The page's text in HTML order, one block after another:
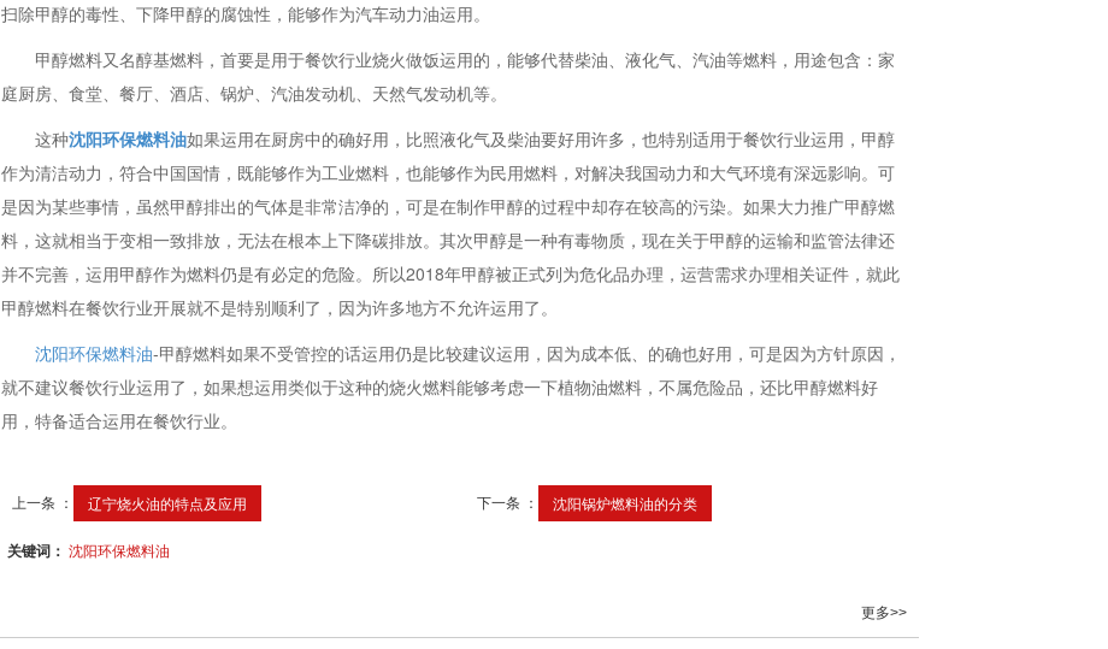
扫除甲醇的毒性、下降甲醇的腐蚀性，能够作为汽车动力油运用。
甲醇燃料又名醇基燃料，首要是用于餐饮行业烧火做饭运用的，能够代替柴油、液化气、汽油等燃料，用途包含：家
庭厨房、食堂、餐厅、酒店、锅炉、汽油发动机、天然气发动机等。
这种沈阳环保燃料油如果运用在厨房中的确好用，比照液化气及柴油要好用许多，也特别适用于餐饮行业运用，甲醇
作为清洁动力，符合中国国情，既能够作为工业燃料，也能够作为民用燃料，对解决我国动力和大气环境有深远影响。可
是因为某些事情，虽然甲醇排出的气体是非常洁净的，可是在制作甲醇的过程中却存在较高的污染。如果大力推广甲醇燃
料，这就相当于变相一致排放，无法在根本上下降碳排放。其次甲醇是一种有毒物质，现在关于甲醇的运输和监管法律还
并不完善，运用甲醇作为燃料仍是有必定的危险。所以2018年甲醇被正式列为危化品办理，运营需求办理相关证件，就此
甲醇燃料在餐饮行业开展就不是特别顺利了，因为许多地方不允许运用了。
沈阳环保燃料油-甲醇燃料如果不受管控的话运用仍是比较建议运用，因为成本低、的确也好用，可是因为方针原因，
就不建议餐饮行业运用了，如果想运用类似于这种的烧火燃料能够考虑一下植物油燃料，不属危险品，还比甲醇燃料好
用，特备适合运用在餐饮行业。
上一条 ： 辽宁烧火油的特点及应用 下一条 ： 沈阳锅炉燃料油的分类
关键词： 沈阳环保燃料油
更多>>